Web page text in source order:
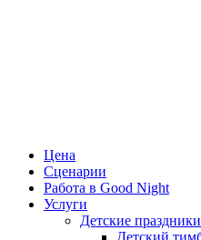
Цена
Сценарии
Работа в Good Night
Услуги
Детские праздники
Детский